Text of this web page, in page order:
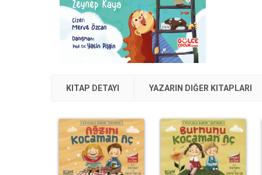
KITAP DETAYI YAZARIN DIĞER KITAPLARI